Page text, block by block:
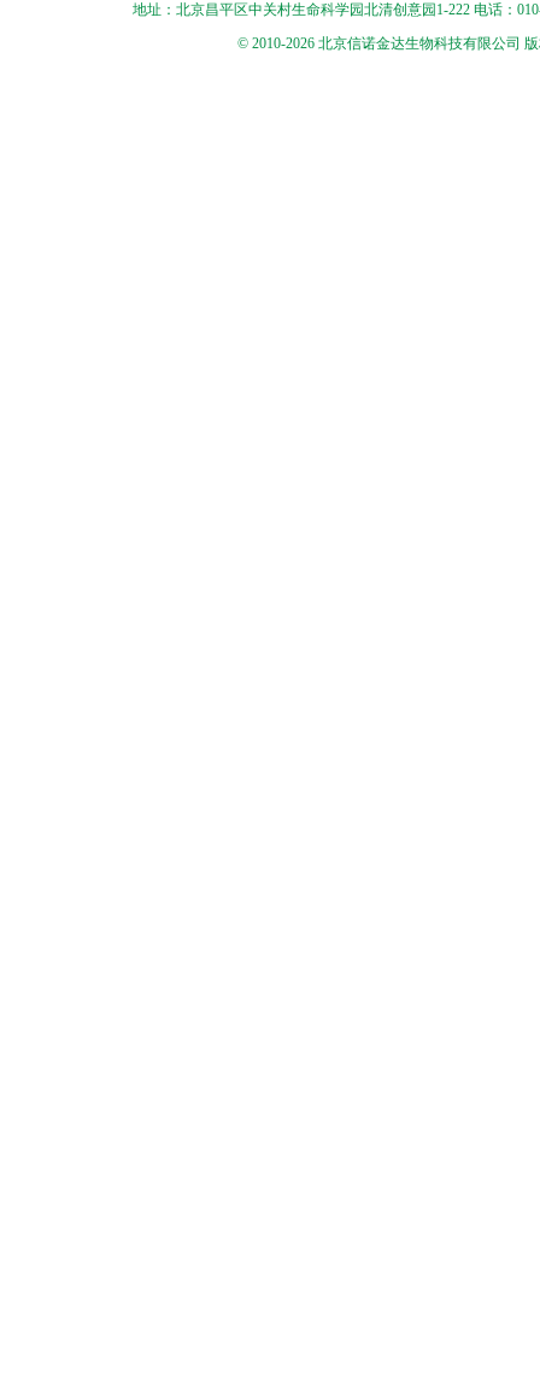
地址：北京昌平区中关村生命科学园北清创意园1-222 电话：
© 2010-2026 北京信诺金达生物科技有限公司